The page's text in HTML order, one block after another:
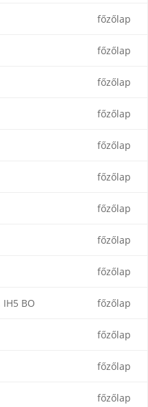
főzőlap
főzőlap
főzőlap
főzőlap
főzőlap
főzőlap
főzőlap
főzőlap
főzőlap
IH5 BO főzőlap
főzőlap
főzőlap
főzőlap